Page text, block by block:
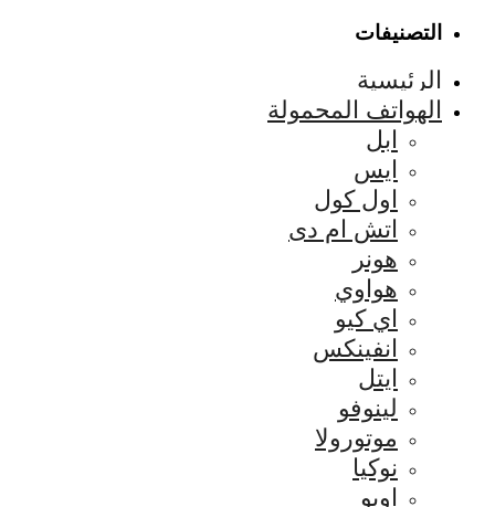
التصنيفات
الرئيسية
الهواتف المحمولة
ابل
ايس
اول كول
اتش ام دى
هونر
هواوي
اي كيو
انفينكس
ايتل
لينوفو
موتورولا
نوكيا
اوبو